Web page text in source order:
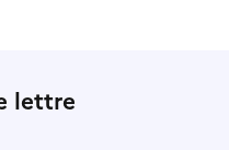
lettre